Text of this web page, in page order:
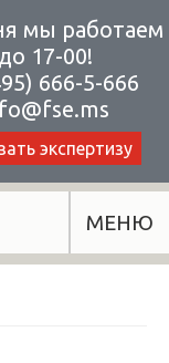
мы работаем
до 17-00!
666-5-666
экспертизу
МЕНЮ